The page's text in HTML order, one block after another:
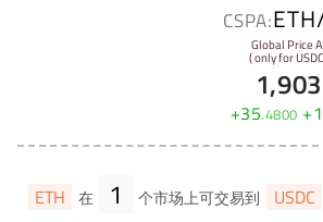
CSPA:
Global Price
( only for
1,903
+35.4800 +1
ETH 在 1 个市场上可交易到 USDC